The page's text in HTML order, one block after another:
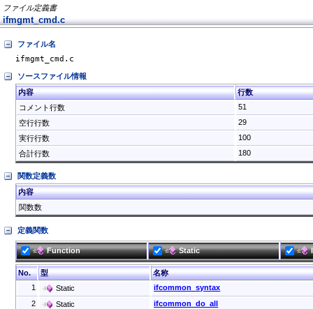
ファイル定義書
ifmgmt_cmd.c
ファイル名
ifmgmt_cmd.c
ソースファイル情報
内容
行数
コメント行数
51
空行行数
29
実行行数
100
合計行数
180
関数定義数
内容
関数数
定義関数
Function Static
No. 型
名称
1
Static
ifcommon_syntax
2
Static
ifcommon_do_all